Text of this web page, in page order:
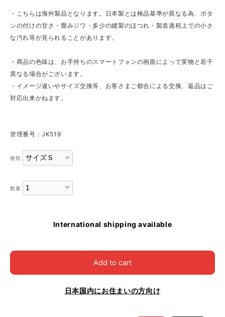
・こちらは海外製品となります。日本製とは検品基準が異なる為、ボタ
ンの付けの甘さ・畳みジワ・多少の縫製のほつれ・製造過程上での小さ
な汚れ等が見られることがあります。
・商品の色味は、お手持ちのスマートフォンの画面によって実物と若干
異なる場合がございます。
・イメージ違いやサイズ交換等、お客さまご都合による交換、返品はご
対応出来かねます。
管理番号：JK519
種類
数量
International shipping available
Add to cart
日本国内にお住まいの方向け